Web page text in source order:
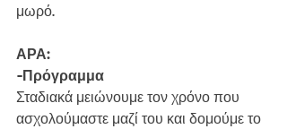
μωρό.
ΑΡΑ:
-Πρόγραμμα
Σταδιακά μειώνουμε τον χρόνο που
ασχολούμαστε μαζί του και δομούμε το